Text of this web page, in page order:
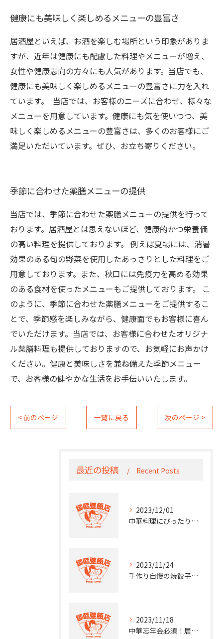
健康にも美味しく楽しめるメニューの豊富さ
居酒屋といえば、お酒を楽しむ場所という印象がありま
すが、近年は健康にも配慮した料理やメニューが増え、
女性や健康志向の方々にも人気があります。当店でも、
健康にも美味しく楽しめるメニューの豊富さに力を入れ
ています。 当店では、お客様のニーズに合わせ、様々な
メニューを用意しています。健康にも気を使いつつ、美
味しく楽しめるメニューの豊富さは、多くのお客様にご
満足いただいています。ぜひ、お立ち寄りください。
季節に合わせた薬膳メニューの提供
当店では、季節に合わせた薬膳メニューの提供を行って
おります。居酒屋とは思えないほど、健康的かつ栄養価
の高い料理を提供しております。 例えば夏場には、消暑
効果のある旬の野菜を使用したあっさりとした料理をご
用意しております。また、秋口には免疫力を高める効果
のある食材を使ったメニューもご提供しております。 こ
のように、季節に合わせた薬膳メニューをご提供するこ
とで、季節感を楽しみながら、健康面でもお客様に喜ん
でいただけます。当店では、お客様に合わせたオリジナ
ル薬膳料理も提供しておりますので、お気軽にお声かけ
ください。健康と美味しさを兼ね備えた季節メニュー
で、お客様の健やかな生活をお手伝いいたします。
< 前のページ 一覧に戻る 次のページ >
最近の投稿 Recent Posts
2023/12/01
中華料理にぴったり！ロゼワインのペアリング術
2023/11/24
手作り自慢の焼餃子と自然派ワインが楽しめる居酒屋 限定メニューも登場
2023/11/18
中華忘年会必須！居酒屋で味わう本格中華料理の宴